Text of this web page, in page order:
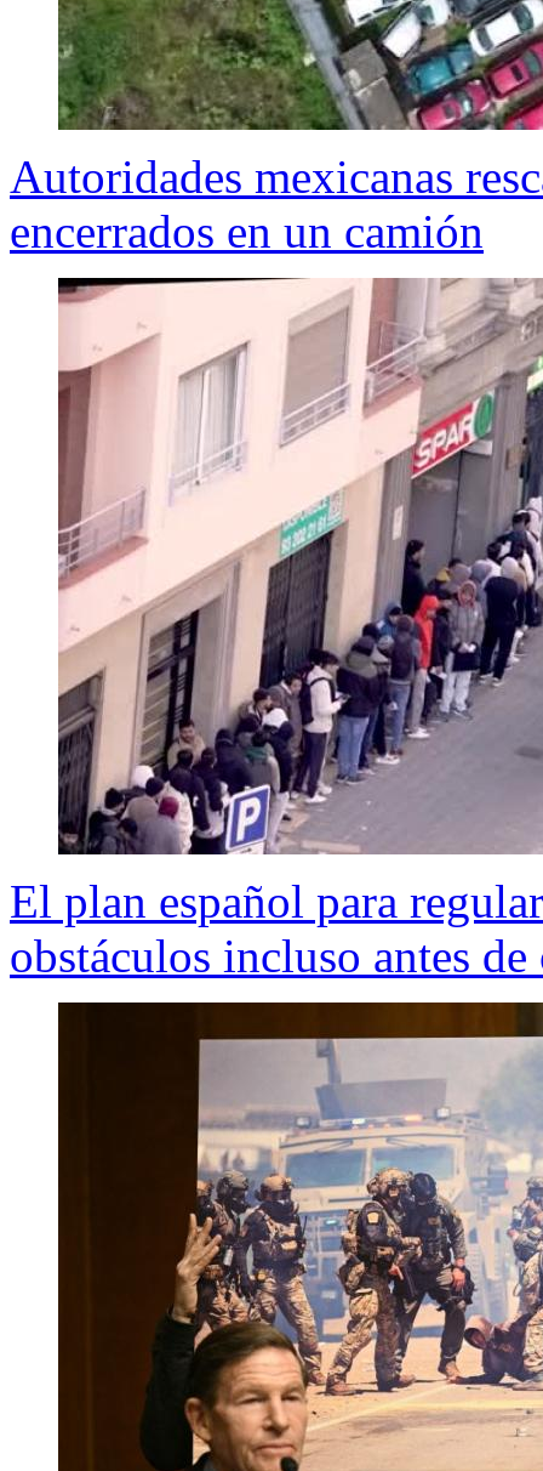
Autoridades mexicanas
encerrados en un camión
El plan español para
obstáculos incluso antes de